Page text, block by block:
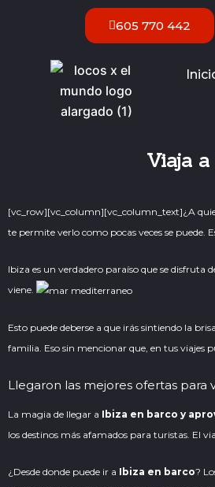
605 770 442
Viaja
[vc_row][vc_column][vc_column_text]¿A
te permite verlo como pocas veces se puede.
Ibiza es un verdadero paraíso que se disfruta
viene.
Esto puede deberse a que irás sintiendo la
familia. Eso sin mencionar que, en tus viajes
Llegaron las mejores ofertas para
La magia de llegar a Ibiza en barco y
los destinos más afamados para turistas. El
¿Desde donde puede ir a Ibiza en barco?